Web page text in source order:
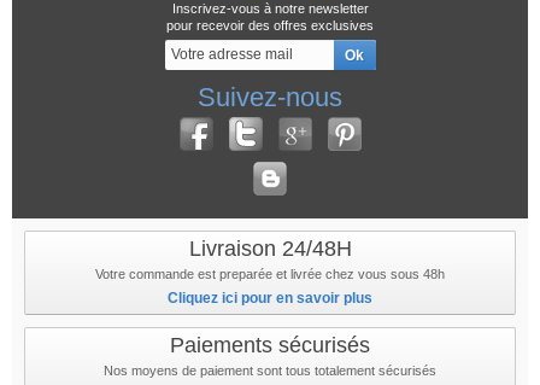
Inscrivez-vous à notre newsletter
pour recevoir des offres exclusives
Suivez-nous
Livraison 24/48H
Votre commande est preparée et livrée chez vous sous 48h
Cliquez ici pour en savoir plus
Paiements sécurisés
Nos moyens de paiement sont tous totalement sécurisés